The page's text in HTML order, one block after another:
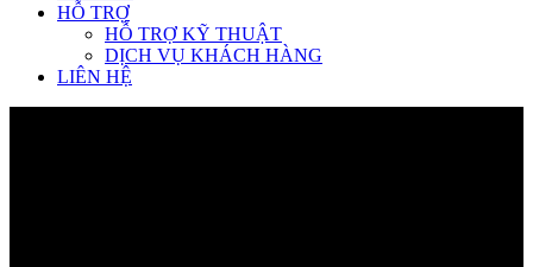
HỖ TRỢ
HỖ TRỢ KỸ THUẬT
DỊCH VỤ KHÁCH HÀNG
LIÊN HỆ